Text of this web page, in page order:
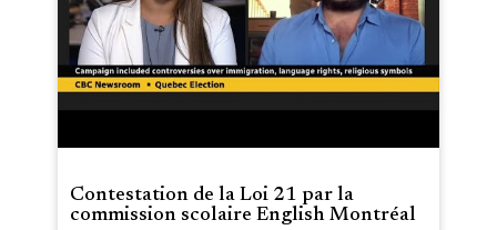
Contestation de la Loi 21 par la
commission scolaire English Montréal